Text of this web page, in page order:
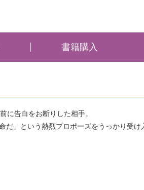
書籍購入
に告白をお断りした相手。
だ」という熱烈プロポーズをうっかり受